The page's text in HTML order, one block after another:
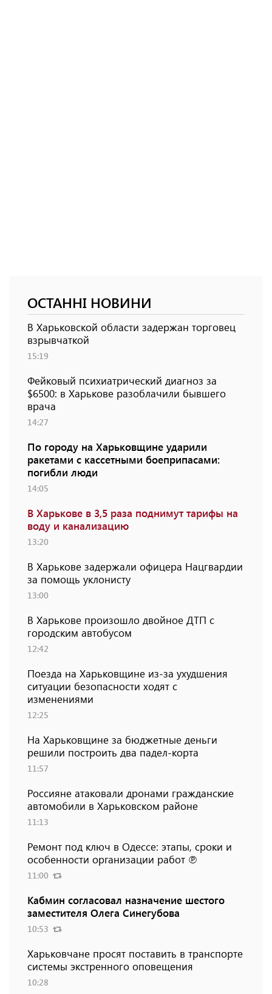
ОСТАННІ НОВИНИ
В Харьковской области задержан торговец
взрывчаткой
15:19
Фейковый психиатрический диагноз за
$6500: в Харькове разоблачили бывшего
врача
14:27
По городу на Харьковщине ударили
ракетами с кассетными боеприпасами:
погибли люди
14:05
В Харькове в 3,5 раза поднимут тарифы на
воду и канализацию
13:20
В Харькове задержали офицера Нацгвардии
за помощь уклонисту
13:00
В Харькове произошло двойное ДТП с
городским автобусом
12:42
Поезда на Харьковщине из-за ухудшения
ситуации безопасности ходят с
изменениями
12:25
На Харьковщине за бюджетные деньги
решили построить два падел-корта
11:57
Россияне атаковали дронами гражданские
автомобили в Харьковском районе
11:13
Ремонт под ключ в Одессе: этапы, сроки и
особенности организации работ ℗
11:00
Кабмин согласовал назначение шестого
заместителя Олега Синегубова
10:53
Харьковчане просят поставить в транспорте
системы экстренного оповещения
10:28